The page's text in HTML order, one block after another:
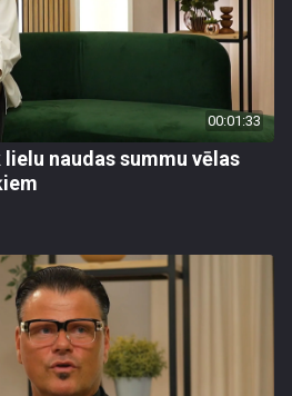
00:01:33
naudas summu vēlas